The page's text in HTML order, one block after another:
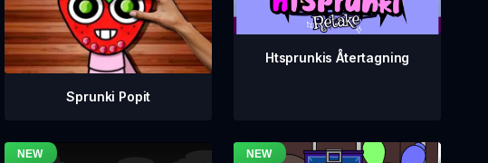
Sprunki Popit
Htsprunkis Återtagning